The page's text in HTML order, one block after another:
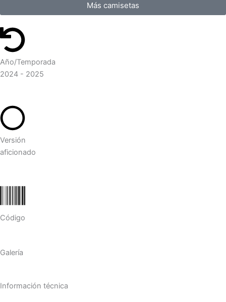
Más camisetas
Año/Temporada
2024 - 2025
Versión
aficionado
Código
Galería
Información técnica